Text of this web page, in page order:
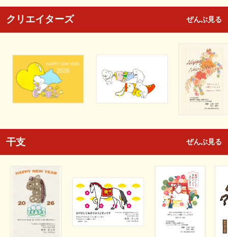
クリエイターズ ぜんぶ見る
干支 ぜんぶ見る